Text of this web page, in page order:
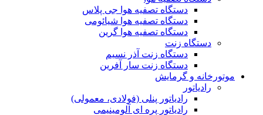
دستگاه تصفیه هوا جی پلاس
دستگاه تصفیه هوا شیائومی
دستگاه تصفیه هوا گرین
دستگاه زنت
دستگاه زنت آذر نسیم
دستگاه زنت سار آفرین
موتورخانه و گرمایش
رادیاتور
رادیاتور پنلی (فولادی، معمولی)
رادیاتور پره ای آلومینیمی